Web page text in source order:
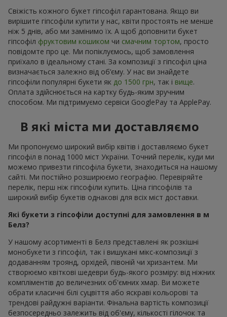
Свіжість кожного букет гіпсофіл гарантована. Якщо ви
вирішите гіпсофіли купити у нас, квіти простоять не менше
ніж 5 днів, або ми замінимо їх. А щоб доповнити букет
гіпсофіл фруктовим кошиком чи смачним тортом, просто
повідомте про це. Ми попіклуємось, щоб замовлення
приїхало в ідеальному стані. За композиції з гіпсофіл ціна
визначається залежно від об’єму. У нас ви знайдете
гіпсофіли популярні букети як до 1500 грн, так і вище.
Оплата здійснюється на картку будь-яким зручним
способом. Ми підтримуємо сервіси GooglePay та ApplePay.
В які міста ми доставляємо
Ми пропонуємо широкий вибір квітів і доставляємо букет
гіпсофіл в понад 1000 міст України. Точний перелік, куди ми
можемо привезти гіпсофіла букети, знаходиться на нашому
сайті. Ми постійно розширюємо географію. Перевіряйте
перелік, перш ніж гіпсофіли купить. Ціна гіпсофілів та
широкий вибір букетів однакові для всіх міст доставки.
Які букети з гіпсофіли доступні для замовлення в м
Белз?
У нашому асортименті в Белз представлені як розкішні
монобукети з гіпсофіл, так і вишукані мікс-композиції з
додаванням троянд, орхідей, півоній чи хризантем. Ми
створюємо квіткові шедеври будь-якого розміру: від ніжних
компліментів до величезних об'ємних хмар. Ви можете
обрати класичні білі суцвіття або яскраві кольорові та
трендові райдужні варіанти. Фінальна вартість композиції
безпосередньо залежить від об'єму, кількості гілочок та